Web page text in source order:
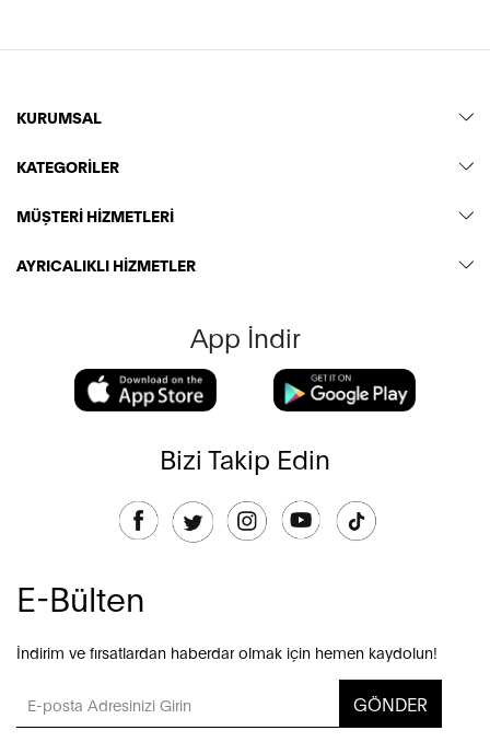
KURUMSAL
KATEGORİLER
MÜŞTERİ HİZMETLERİ
AYRICALIKLI HİZMETLER
App İndir
Bizi Takip Edin
E-Bülten
İndirim ve fırsatlardan haberdar olmak için hemen kaydolun!
GÖNDER